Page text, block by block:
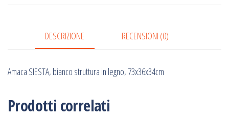
quantità
DESCRIZIONE RECENSIONI (0)
Amaca SIESTA, bianco struttura in legno, 73x36x34cm
Prodotti correlati